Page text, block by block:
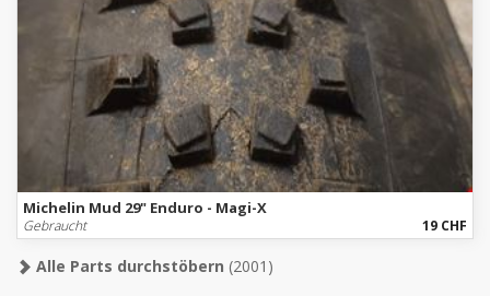
Michelin Mud 29" Enduro - Magi-X
Gebraucht 19 CHF
Alle Parts durchstöbern (2001)